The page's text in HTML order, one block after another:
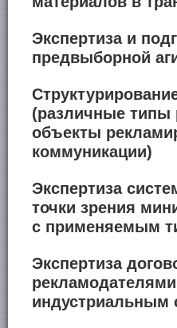
Экспертиза и
предвыборной
(различные типы
объекты
коммуникации)
Экспертиза
точки зрения
с применяемым
Экспертиза
индустриальным